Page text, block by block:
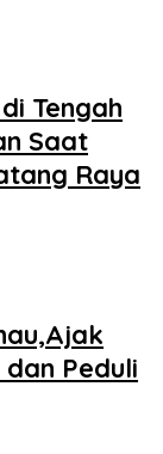
Tengah
Saat
Raya
Peduli